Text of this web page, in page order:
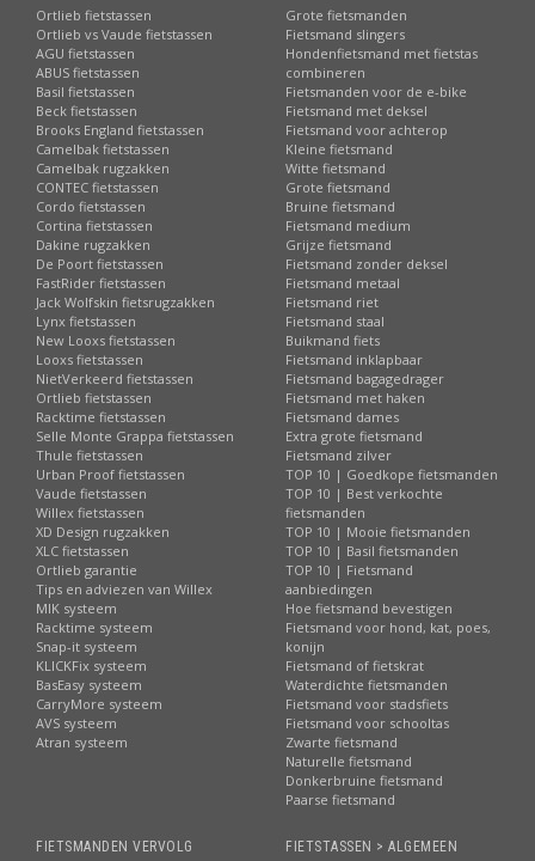
Ortlieb fietstassen
Ortlieb vs Vaude fietstassen
AGU fietstassen
ABUS fietstassen
Basil fietstassen
Beck fietstassen
Brooks England fietstassen
Camelbak fietstassen
Camelbak rugzakken
CONTEC fietstassen
Cordo fietstassen
Cortina fietstassen
Dakine rugzakken
De Poort fietstassen
FastRider fietstassen
Jack Wolfskin fietsrugzakken
Lynx fietstassen
New Looxs fietstassen
Looxs fietstassen
NietVerkeerd fietstassen
Ortlieb fietstassen
Racktime fietstassen
Selle Monte Grappa fietstassen
Thule fietstassen
Urban Proof fietstassen
Vaude fietstassen
Willex fietstassen
XD Design rugzakken
XLC fietstassen
Ortlieb garantie
Tips en adviezen van Willex
MIK systeem
Racktime systeem
Snap-it systeem
KLICKFix systeem
BasEasy systeem
CarryMore systeem
AVS systeem
Atran systeem
Grote fietsmanden
Fietsmand slingers
Hondenfietsmand met fietstas
combineren
Fietsmanden voor de e-bike
Fietsmand met deksel
Fietsmand voor achterop
Kleine fietsmand
Witte fietsmand
Grote fietsmand
Bruine fietsmand
Fietsmand medium
Grijze fietsmand
Fietsmand zonder deksel
Fietsmand metaal
Fietsmand riet
Fietsmand staal
Buikmand fiets
Fietsmand inklapbaar
Fietsmand bagagedrager
Fietsmand met haken
Fietsmand dames
Extra grote fietsmand
Fietsmand zilver
TOP 10 | Goedkope fietsmanden
TOP 10 | Best verkochte
fietsmanden
TOP 10 | Mooie fietsmanden
TOP 10 | Basil fietsmanden
TOP 10 | Fietsmand
aanbiedingen
Hoe fietsmand bevestigen
Fietsmand voor hond, kat, poes,
konijn
Fietsmand of fietskrat
Waterdichte fietsmanden
Fietsmand voor stadsfiets
Fietsmand voor schooltas
Zwarte fietsmand
Naturelle fietsmand
Donkerbruine fietsmand
Paarse fietsmand
FIETSMANDEN VERVOLG FIETSTASSEN > ALGEMEEN